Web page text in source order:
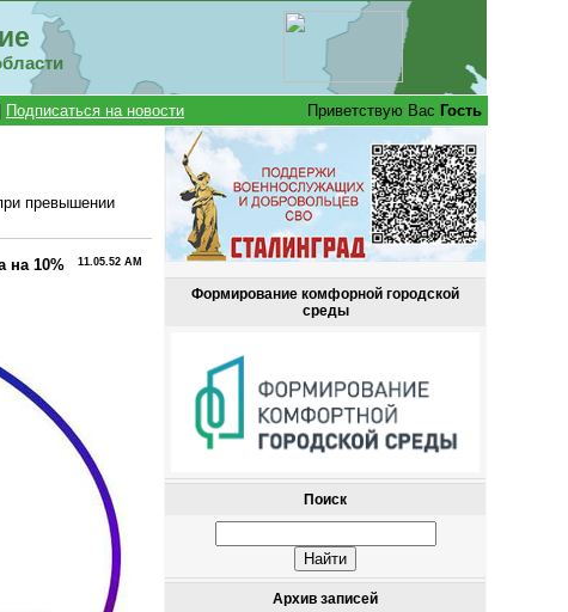
Подписаться на новости Приветствую Вас Гость
превышении
11.05.52 AM
на 10%
Формирование комфорной городской
среды
Поиск
Архив записей